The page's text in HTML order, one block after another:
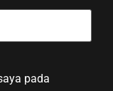
pada